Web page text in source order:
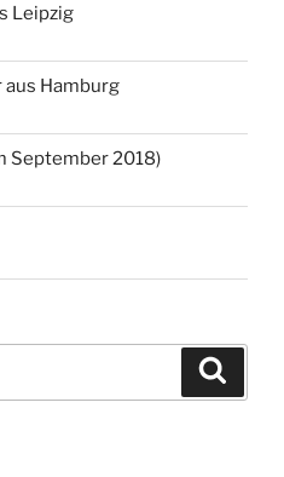
Leipzig
aus Hamburg
September 2018)